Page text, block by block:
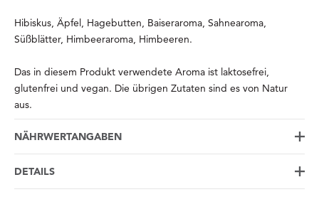
Hibiskus, Äpfel, Hagebutten, Baiseraroma, Sahnearoma,
Süßblätter, Himbeeraroma, Himbeeren.
Das in diesem Produkt verwendete Aroma ist laktosefrei,
glutenfrei und vegan. Die übrigen Zutaten sind es von Natur
aus.
NÄHRWERTANGABEN
DETAILS